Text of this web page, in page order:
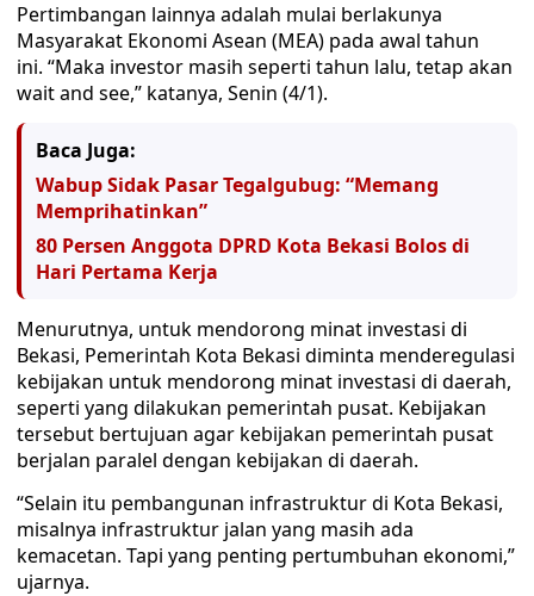
Pertimbangan lainnya adalah mulai berlakunya
Masyarakat Ekonomi Asean (MEA) pada awal tahun
ini. “Maka investor masih seperti tahun lalu, tetap akan
wait and see,” katanya, Senin (4/1).
Baca Juga:
Wabup Sidak Pasar Tegalgubug: “Memang
Memprihatinkan”
80 Persen Anggota DPRD Kota Bekasi Bolos di
Hari Pertama Kerja
Menurutnya, untuk mendorong minat investasi di
Bekasi, Pemerintah Kota Bekasi diminta menderegulasi
kebijakan untuk mendorong minat investasi di daerah,
seperti yang dilakukan pemerintah pusat. Kebijakan
tersebut bertujuan agar kebijakan pemerintah pusat
berjalan paralel dengan kebijakan di daerah.
“Selain itu pembangunan infrastruktur di Kota Bekasi,
misalnya infrastruktur jalan yang masih ada
kemacetan. Tapi yang penting pertumbuhan ekonomi,”
ujarnya.